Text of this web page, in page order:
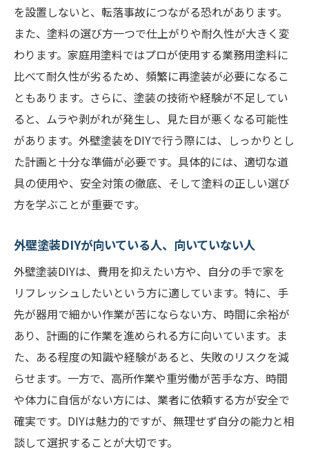
の方法
外壁塗装後の初期メンテナンスの重要性
定期的な点検と清掃の方法
外壁塗装の劣化を早期発見するためのチェ
ックポイント
外壁の小さな修補を自分で行う方法
プロに頼るタイミングとその判断基準
長持ちさせるための追加の保護コーティン
グ
ニック
プロの技を真似るための塗装テクニック
塗装のムラを防ぐためのコツ
綺麗な仕上げを実現するためのブラシとロ
ーラーの使い分け
塗り始めと塗り終わりの処理方法
塗料の適切な希釈と混ぜ方
仕上がりを完璧にするための最終チェック
を設置しないと、転落事故につながる恐れがあります。
また、塗料の選び方一つで仕上がりや耐久性が大きく変
わります。家庭用塗料ではプロが使用する業務用塗料に
比べて耐久性が劣るため、頻繁に再塗装が必要になるこ
ともあります。さらに、塗装の技術や経験が不足してい
ると、ムラや剥がれが発生し、見た目が悪くなる可能性
があります。外壁塗装をDIYで行う際には、しっかりとし
た計画と十分な準備が必要です。具体的には、適切な道
具の使用や、安全対策の徹底、そして塗料の正しい選び
方を学ぶことが重要です。
外壁塗装DIYが向いている人、向いていない人
外壁塗装DIYは、費用を抑えたい方や、自分の手で家を
リフレッシュしたいという方に適しています。特に、手
先が器用で細かい作業が苦にならない方、時間に余裕が
あり、計画的に作業を進められる方に向いています。ま
た、ある程度の知識や経験があると、失敗のリスクを減
らせます。一方で、高所作業や重労働が苦手な方、時間
や体力に自信がない方には、業者に依頼する方が安全で
確実です。DIYは魅力的ですが、無理せず自分の能力と相
談して選択することが大切です。